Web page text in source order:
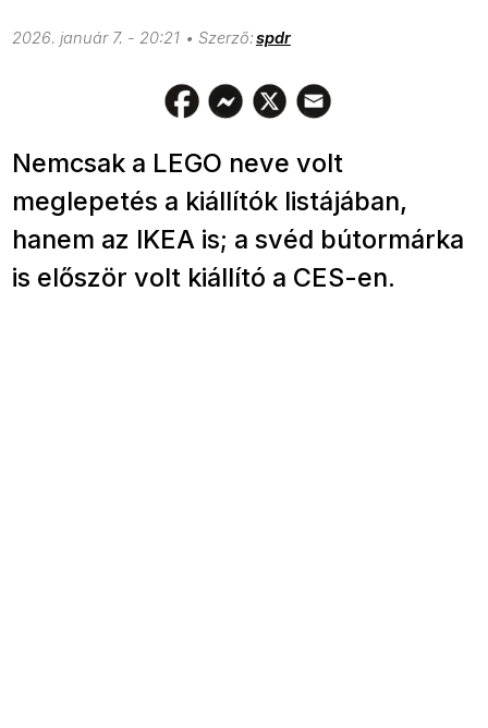
2026. január 7. - 20:21 spdr
Nemcsak a LEGO neve volt
meglepetés a kiállítók listájában,
hanem az IKEA is; a svéd bútormárka
is először volt kiállító a CES-en.